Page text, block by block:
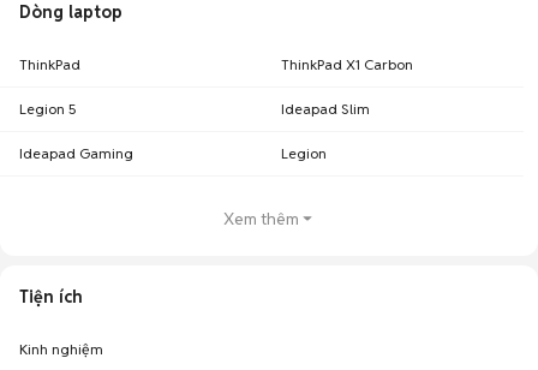
Dòng laptop
ThinkPad ThinkPad X1 Carbon
Legion 5 Ideapad Slim
Ideapad Gaming Legion
Xem thêm
Tiện ích
Kinh nghiệm